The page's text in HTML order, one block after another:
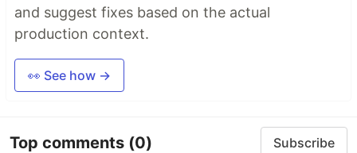
and suggest fixes based on the actual
production context.
👀 See how →
Top comments (0) Subscribe